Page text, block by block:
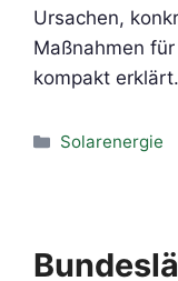
Ursachen,
Maßnahmen
kompakt erklärt.
Kategorien
Solarenergie